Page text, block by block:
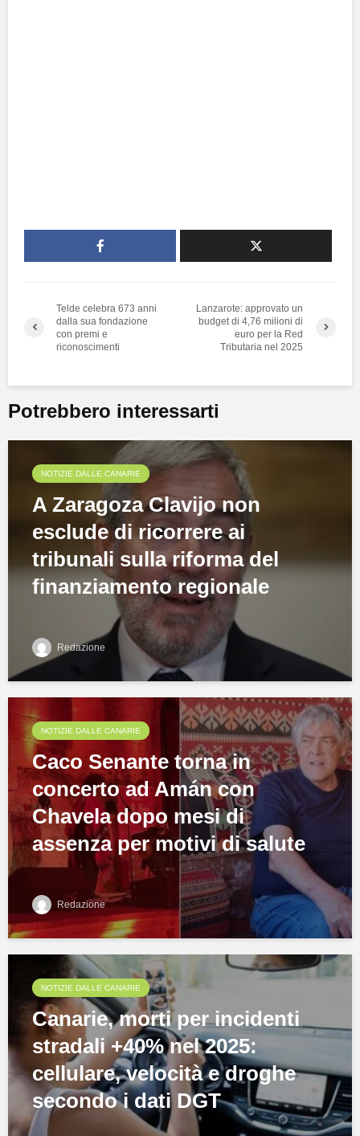
Telde celebra 673 anni
dalla sua fondazione
con premi e
riconoscimenti
Lanzarote: approvato un
budget di 4,76 milioni di
euro per la Red
Tributaria nel 2025
Potrebbero interessarti
NOTIZIE DALLE CANARIE
A Zaragoza Clavijo non
esclude di ricorrere ai
tribunali sulla riforma del
finanziamento regionale
Redazione
NOTIZIE DALLE CANARIE
Caco Senante torna in
concerto ad Amán con
Chavela dopo mesi di
assenza per motivi di salute
Redazione
NOTIZIE DALLE CANARIE
Canarie, morti per incidenti
stradali +40% nel 2025:
cellulare, velocità e droghe
secondo i dati DGT